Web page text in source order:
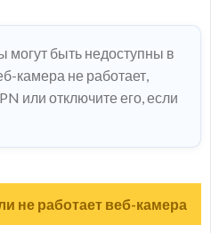
могут быть недоступны в
камера не работает,
или отключите его, если
не работает веб-камера